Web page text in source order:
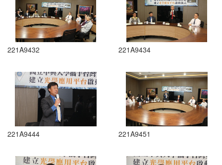
221A9432 221A9434
221A9444 221A9451